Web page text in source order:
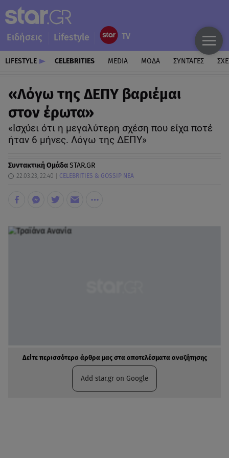
Ειδήσεις Lifestyle
LIFESTYLE CELEBRITIES MEDIA ΜΟΔΑ ΣΥΝΤΑΓΕΣ
«Λόγω της ΔΕΠΥ βαριέμαι
στον έρωτα»
«Ισχύει ότι η μεγαλύτερη σχέση που είχα ποτέ
ήταν 6 μήνες. Λόγω της ΔΕΠΥ»
Συντακτική ΟμάδαSTAR.GR
22.03.23, 22:40 CELEBRITIES & GOSSIP ΝΕΑ
Δείτε περισσότερα άρθρα μας στα αποτελέσματα αναζήτησης
Add star.gr on Google